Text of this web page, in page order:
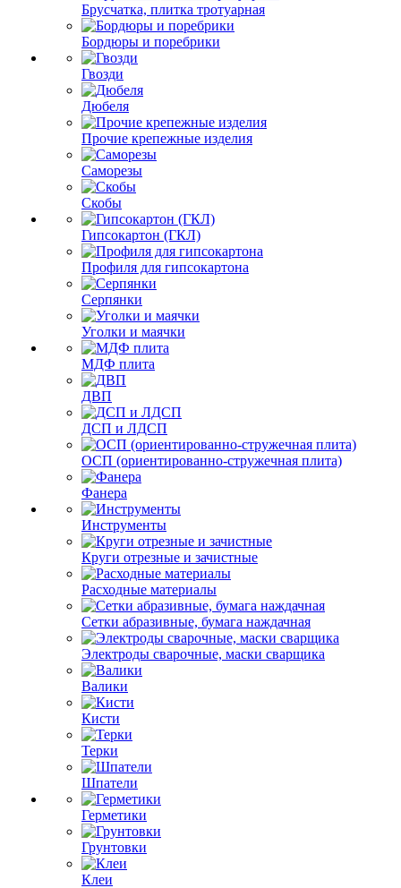
Брусчатка, плитка тротуарная
Бордюры и поребрики
Гвозди
Дюбеля
Прочие крепежные изделия
Саморезы
Скобы
Гипсокартон (ГКЛ)
Профиля для гипсокартона
Серпянки
Уголки и маячки
МДФ плита
ДВП
ДСП и ЛДСП
ОСП (ориентированно-стружечная плита)
Фанера
Инструменты
Круги отрезные и зачистные
Расходные материалы
Сетки абразивные, бумага наждачная
Электроды сварочные, маски сварщика
Валики
Кисти
Терки
Шпатели
Герметики
Грунтовки
Клеи